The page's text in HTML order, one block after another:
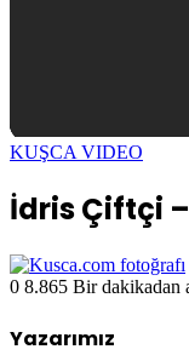
KUŞCA VIDEO
İdris Çiftçi –
0 8.865 Bir dakikadan
Yazarımız